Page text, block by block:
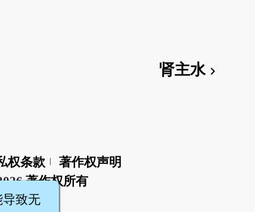
肾主水chevron_right
权条款
著作权声明
著作权所有
导致无